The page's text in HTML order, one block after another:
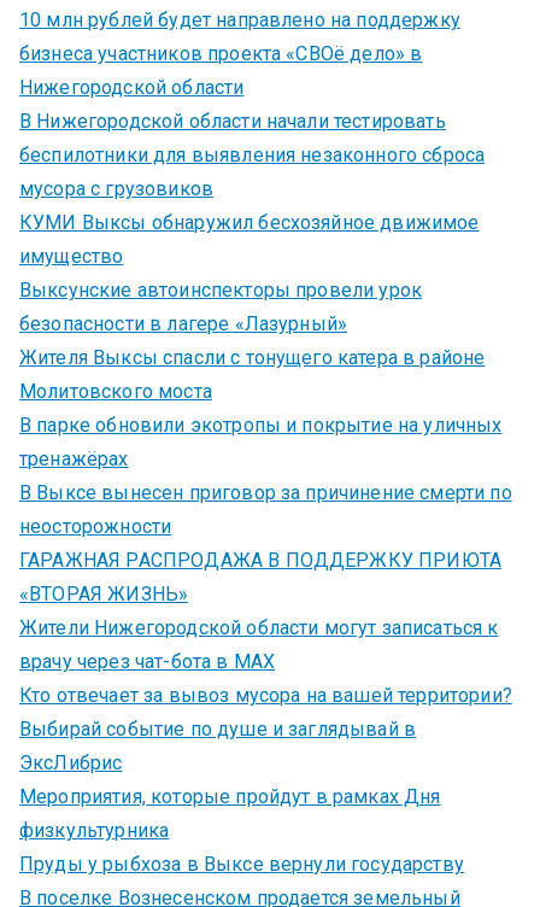
10 млн рублей будет направлено на поддержку
бизнеса участников проекта «СВОё дело» в
Нижегородской области
В Нижегородской области начали тестировать
беспилотники для выявления незаконного сброса
мусора с грузовиков
КУМИ Выксы обнаружил бесхозяйное движимое
имущество
Выксунские автоинспекторы провели урок
безопасности в лагере «Лазурный»
Жителя Выксы спасли с тонущего катера в районе
Молитовского моста
В парке обновили экотропы и покрытие на уличных
тренажёрах
В Выксе вынесен приговор за причинение смерти по
неосторожности
ГАРАЖНАЯ РАСПРОДАЖА В ПОДДЕРЖКУ ПРИЮТА
«ВТОРАЯ ЖИЗНЬ»
Жители Нижегородской области могут записаться к
врачу через чат-бота в MAX
Кто отвечает за вывоз мусора на вашей территории?
Выбирай событие по душе и заглядывай в
ЭксЛибрис
Мероприятия, которые пройдут в рамках Дня
физкультурника
Пруды у рыбхоза в Выксе вернули государству
В поселке Вознесенском продается земельный